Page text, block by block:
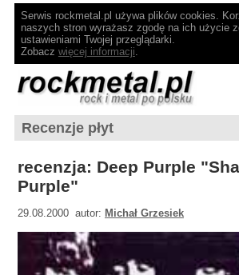
Serwis rockmetal.pl używa plików cookies.
naszych stron wyrażasz zgodę na ich użycie
ustawieniami Twojej przeglądarki.
Zobacz więcej informacji.
Recenzje płyt
recenzja: Deep Purple
Purple"
29.08.2000 autor: Michał Grzesiek